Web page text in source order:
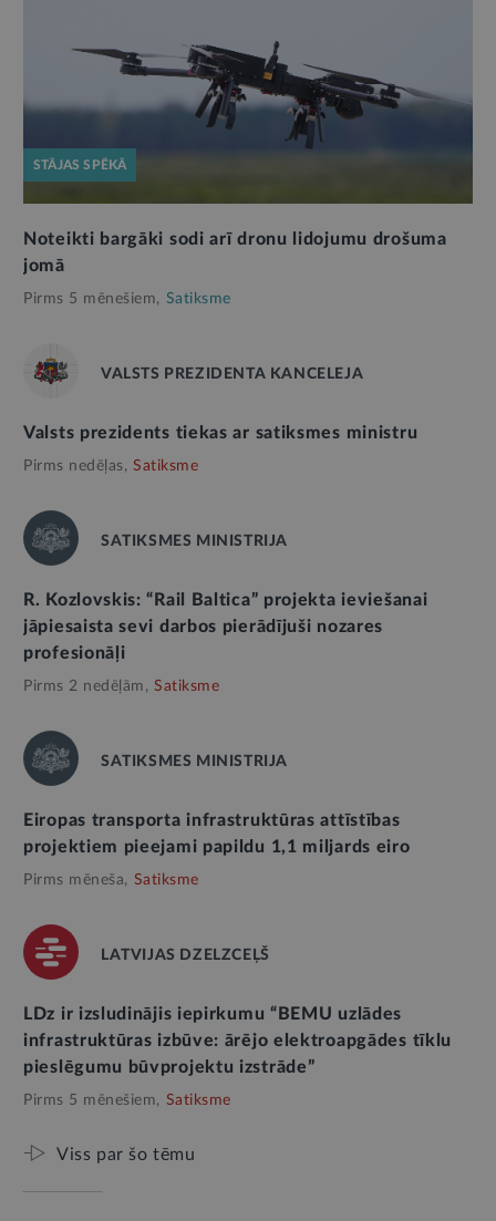
STĀJAS SPĒKĀ
Noteikti bargāki sodi arī dronu lidojumu drošuma
jomā
Pirms 5 mēnešiem, Satiksme
VALSTS PREZIDENTA KANCELEJA
Valsts prezidents tiekas ar satiksmes ministru
Pirms nedēļas, Satiksme
SATIKSMES MINISTRIJA
R. Kozlovskis: “Rail Baltica” projekta ieviešanai
jāpiesaista sevi darbos pierādījuši nozares
profesionāļi
Pirms 2 nedēļām, Satiksme
SATIKSMES MINISTRIJA
Eiropas transporta infrastruktūras attīstības
projektiem pieejami papildu 1,1 miljards eiro
Pirms mēneša, Satiksme
LATVIJAS DZELZCEĻŠ
LDz ir izsludinājis iepirkumu “BEMU uzlādes
infrastruktūras izbūve: ārējo elektroapgādes tīklu
pieslēgumu būvprojektu izstrāde”
Pirms 5 mēnešiem, Satiksme
Viss par šo tēmu